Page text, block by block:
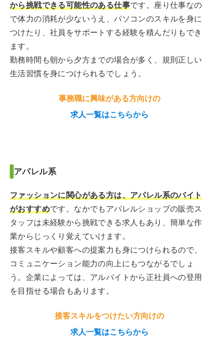
から挑戦できる可能性のある仕事です。座り仕事なの
で体力の消耗が少ないうえ、パソコンのスキルを身に
つけたり、社員をサポートする経験を積んだりもでき
ます。
勤務時間も朝から夕方までの場合が多く、規則正しい
生活習慣を身につけられるでしょう。
事務職に興味がある方向けの
求人一覧はこちらから
アパレル系
ファッションに関心がある方は、アパレル系のバイト
がおすすめです。なかでもアパレルショップの販売ス
タッフは未経験から挑戦できる求人もあり、簡単な作
業からじっくり覚えていけます。
接客スキルや顧客への提案力も身につけられるので、
コミュニケーション能力の向上にもつながるでしょ
う。企業によっては、アルバイトから正社員への登用
を目指せる場合もあります。
接客スキルをつけたい方向けの
求人一覧はこちらから